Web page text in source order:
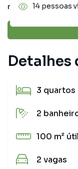
receber mais
Detalhes
3 quartos
2
100 m² útil
2 vagas
14 pessoas